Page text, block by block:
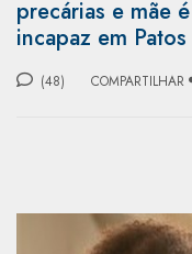
precárias e mãe
incapaz em
(48) COMPARTILHAR